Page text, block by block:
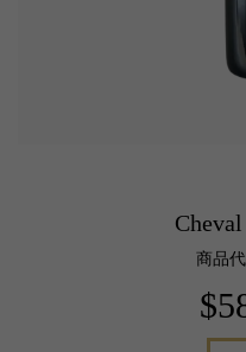
商品